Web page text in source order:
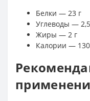
Белки — 23 г
Углеводы —
Жиры — 2 г
Калории — 130